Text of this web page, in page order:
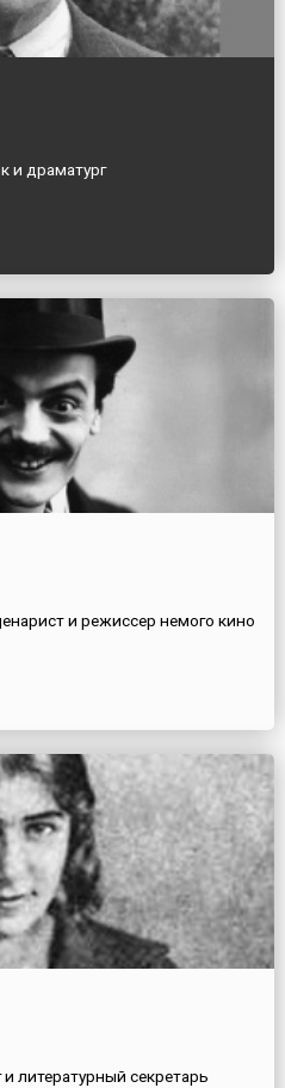
и драматург
и режиссер немого кино
литературный секретарь